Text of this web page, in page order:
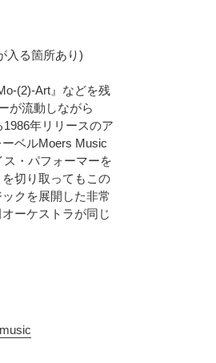
入る箇所あり)
(2)-Art』などを残
が流動しながら
年リリースのア
ベルMoers Music
・パフォーマーを
切り取ってもこの
クを展開した非常
ーケストラが同じ